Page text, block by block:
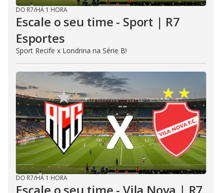
DO R7/HÁ 1 HORA
Escale o seu time - Sport | R7
Esportes
Sport Recife x Londrina na Série B!
DO R7/HÁ 1 HORA